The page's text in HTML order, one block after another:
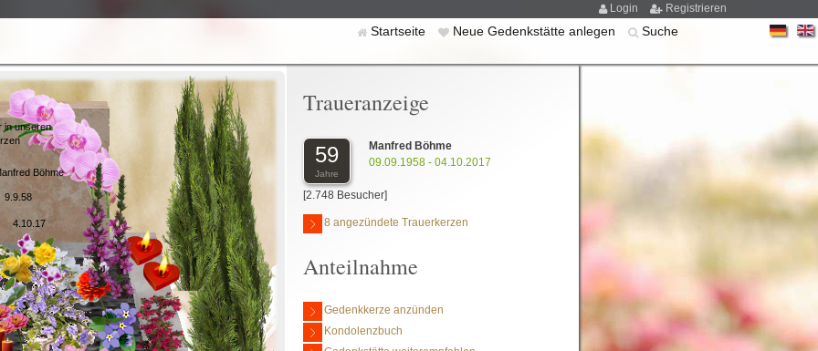
Login Registrieren
Startseite Neue Gedenkstätte anlegen Suche
Böhme
9.9.58
4.10.17
in unseren
Traueranzeige
59
Jahre
Manfred Böhme
09.09.1958 - 04.10.2017
[2.748 Besucher]
8 angezündete Trauerkerzen
Anteilnahme
Gedenkkerze anzünden
Kondolenzbuch